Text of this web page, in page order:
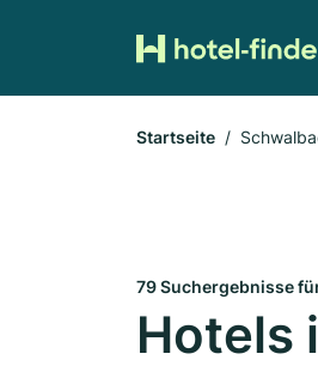
Startseite
79 Suchergebnisse
Hotels